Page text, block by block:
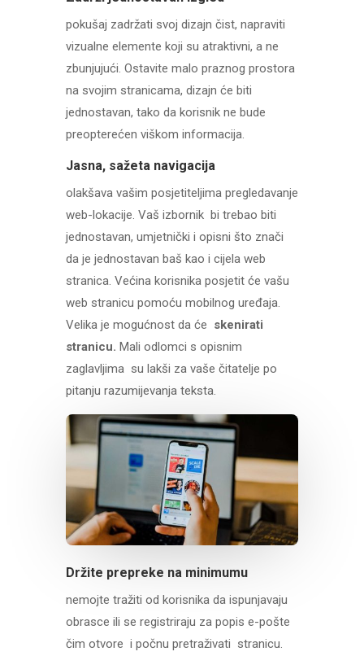
pokušaj zadržati svoj dizajn čist, napraviti
vizualne elemente koji su atraktivni, a ne
zbunjujući. Ostavite malo praznog prostora
na svojim stranicama, dizajn će biti
jednostavan, tako da korisnik ne bude
preopterećen viškom informacija.
Jasna, sažeta navigacija
olakšava vašim posjetiteljima pregledavanje
web-lokacije. Vaš izbornik bi trebao biti
jednostavan, umjetnički i opisni što znači
da je jednostavan baš kao i cijela web
stranica. Većina korisnika posjetit će vašu
web stranicu pomoću mobilnog uređaja.
Velika je mogućnost da će skenirati
stranicu. Mali odlomci s opisnim
zaglavljima su lakši za vaše čitatelje po
pitanju razumijevanja teksta.
Držite prepreke na minimumu
nemojte tražiti od korisnika da ispunjavaju
obrasce ili se registriraju za popis e-pošte
čim otvore i počnu pretraživati stranicu.